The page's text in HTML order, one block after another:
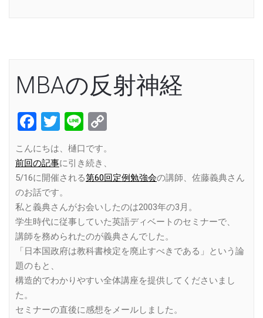
MBAの反射神経
Facebook
Twitter
Line
こんにちは、樋口です。
前回の記事に引き続き、
5/16に開催される第60回定例勉強会の講師、佐藤義典さん
のお話です。
私と義典さんがお会いしたのは2003年の3月。
学生時代に従事していた英語ディベートのセミナーで、
講師を務められたのが義典さんでした。
「日本国政府は教科書検定を廃止すべきである」という論
題のもと、
構造的でわかりやすい全体講座を提供してくださいまし
た。
セミナーの直後に感想をメールしました。